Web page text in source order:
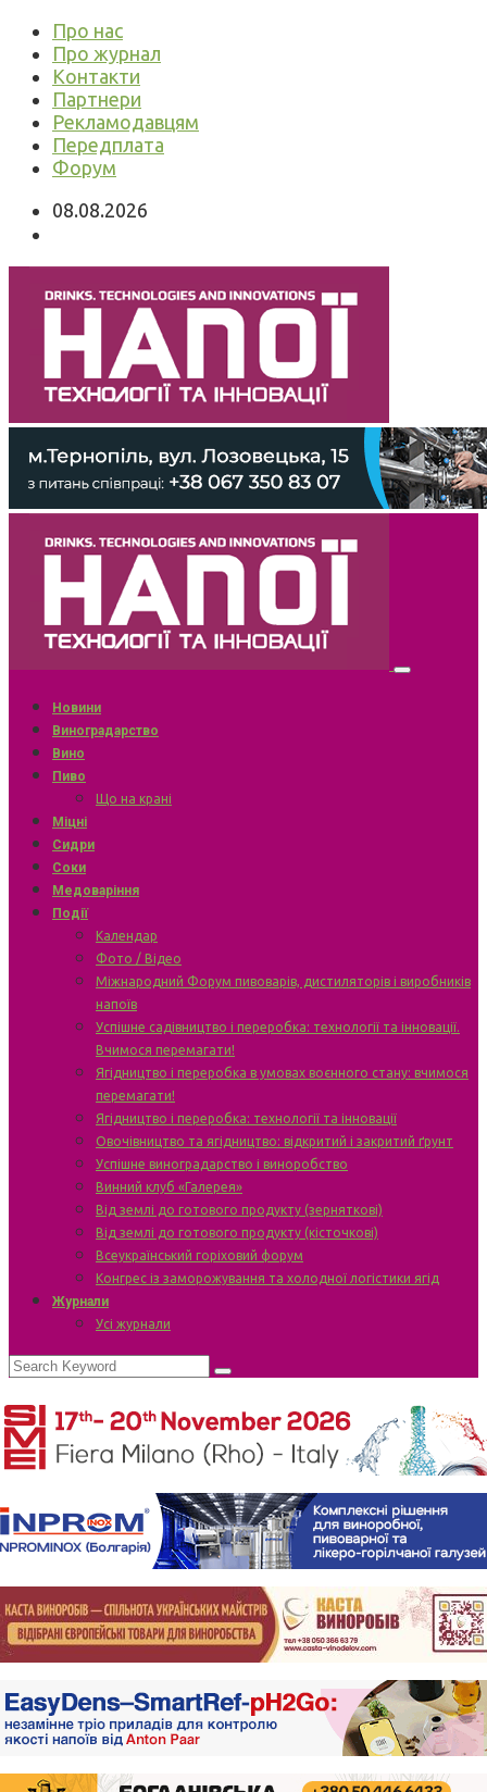
Про нас
Про журнал
Контакти
Партнери
Рекламодавцям
Передплата
Форум
08.08.2026
Новини
Виноградарство
Вино
Пиво
Що на крані
Міцні
Сидри
Соки
Медоваріння
Події
Календар
Фото / Відео
Міжнародний Форум пивоварів, дистиляторів і виробників
напоїв
Успішне садівництво і переробка: технології та інновації.
Вчимося перемагати!
Ягідництво і переробка в умовах воєнного стану: вчимося
перемагати!
Ягідництво і переробка: технології та інновації
Овочівництво та ягідництво: відкритий і закритий ґрунт
Успішне виноградарство і виноробство
Винний клуб «Галерея»
Від землі до готового продукту (зерняткові)
Від землі до готового продукту (кісточкові)
Всеукраїнський горіховий форум
Конгрес із заморожування та холодної логістики ягід
Журнали
Усі журнали